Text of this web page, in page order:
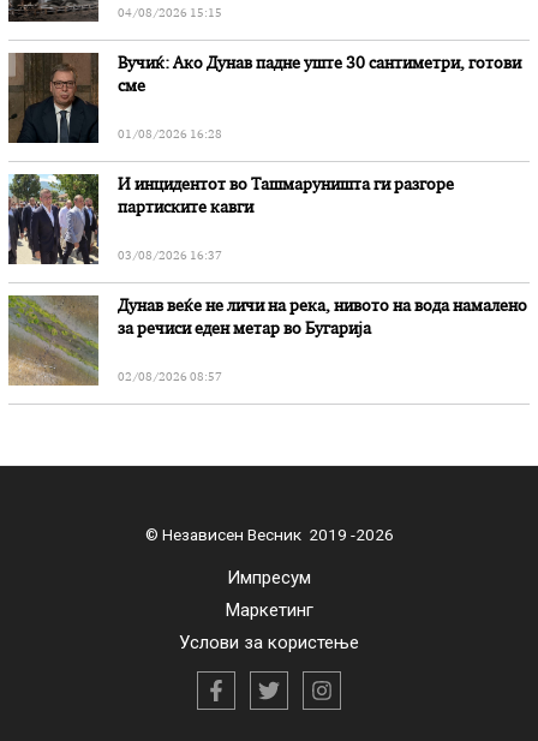
04/08/2026 15:15
Вучиќ: Ако Дунав падне уште 30 сантиметри, готови
сме
01/08/2026 16:28
И инцидентот во Ташмаруништa ги разгоре
партиските кавги
03/08/2026 16:37
Дунав веќе не личи на река, нивото на вода намалено
за речиси еден метар во Бугарија
02/08/2026 08:57
© Независен Весник 2019 -2026
Импресум
Маркетинг
Услови за користење